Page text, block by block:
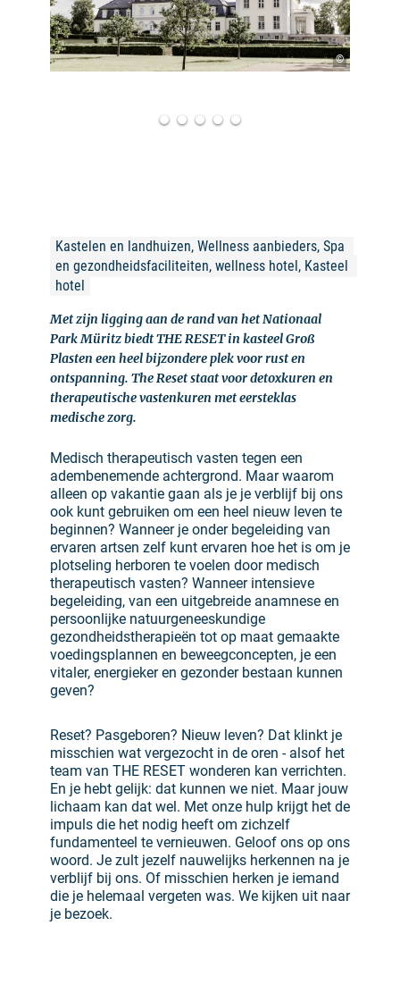
©
Kastelen en landhuizen, Wellness aanbieders, Spa
en gezondheidsfaciliteiten, wellness hotel, Kasteel
hotel
Met zijn ligging aan de rand van het Nationaal
Park Müritz biedt THE RESET in kasteel Groß
Plasten een heel bijzondere plek voor rust en
ontspanning. The Reset staat voor detoxkuren en
therapeutische vastenkuren met eersteklas
medische zorg.
Medisch therapeutisch vasten tegen een
adembenemende achtergrond. Maar waarom
alleen op vakantie gaan als je je verblijf bij ons
ook kunt gebruiken om een heel nieuw leven te
beginnen? Wanneer je onder begeleiding van
ervaren artsen zelf kunt ervaren hoe het is om je
plotseling herboren te voelen door medisch
therapeutisch vasten? Wanneer intensieve
begeleiding, van een uitgebreide anamnese en
persoonlijke natuurgeneeskundige
gezondheidstherapieën tot op maat gemaakte
voedingsplannen en beweegconcepten, je een
vitaler, energieker en gezonder bestaan kunnen
geven?
Reset? Pasgeboren? Nieuw leven? Dat klinkt je
misschien wat vergezocht in de oren - alsof het
team van THE RESET wonderen kan verrichten.
En je hebt gelijk: dat kunnen we niet. Maar jouw
lichaam kan dat wel. Met onze hulp krijgt het de
impuls die het nodig heeft om zichzelf
fundamenteel te vernieuwen. Geloof ons op ons
woord. Je zult jezelf nauwelijks herkennen na je
verblijf bij ons. Of misschien herken je iemand
die je helemaal vergeten was. We kijken uit naar
je bezoek.